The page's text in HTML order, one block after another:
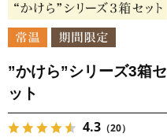
”かけら”シリーズ3箱セ
ット
4.3 （20）